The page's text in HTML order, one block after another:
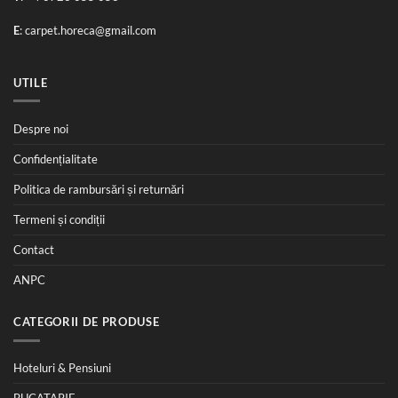
E:carpet.horeca@gmail.com
UTILE
Despre noi
Confidențialitate
Politica de rambursări și returnări
Termeni și condiții
Contact
ANPC
CATEGORII DE PRODUSE
Hoteluri & Pensiuni